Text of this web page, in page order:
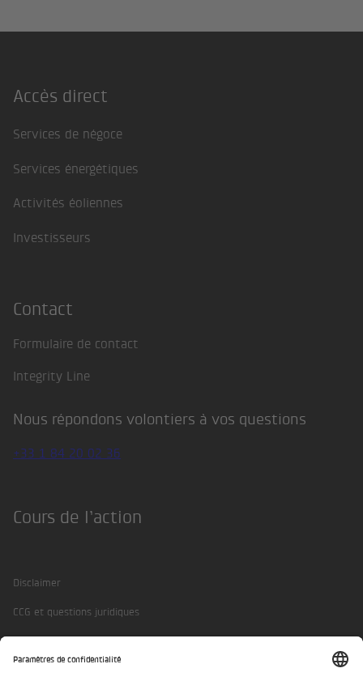
Footer
Accès direct
Services de négoce
Services énergétiques
Activités éoliennes
Investisseurs
Contact
Formulaire de contact
Integrity Line
Nous répondons volontiers à vos questions
+33 1 84 20 02 36
Cours de l’action
Disclaimer
CCG et questions juridiques